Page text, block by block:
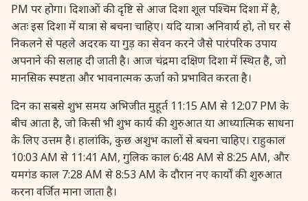
28 August, 2026 Varalakshmi Vrat
28 August, 2026 Yajurveda Upakarma
29 August, 2026 Gayatri Japam
29 August, 2026 Ishti
PM पर होगा। दिशाओं की दृष्टि से आज दिशा शूल पश्चिम दिशा में है,
अतः इस दिशा में यात्रा से बचना चाहिए। यदि यात्रा अनिवार्य हो, तो घर से
निकलने से पहले अदरक या गुड़ का सेवन करने जैसे पारंपरिक उपाय
अपनाने की सलाह दी जाती है। आज चंद्रमा दक्षिण दिशा में स्थित है, जो
मानसिक स्पष्टता और भावनात्मक ऊर्जा को प्रभावित करता है।
दिन का सबसे शुभ समय अभिजीत मुहूर्त 11:15 AM से 12:07 PM के
बीच आता है, जो किसी भी शुभ कार्य की शुरुआत या आध्यात्मिक साधना
के लिए उत्तम है। हालांकि, कुछ अशुभ कालों से बचना चाहिए। राहुकाल
10:03 AM से 11:41 AM, गुलिक काल 6:48 AM से 8:25 AM, और
यमगंड काल 7:28 AM से 8:53 AM के दौरान नए कार्यों की शुरुआत
करना वर्जित माना जाता है।